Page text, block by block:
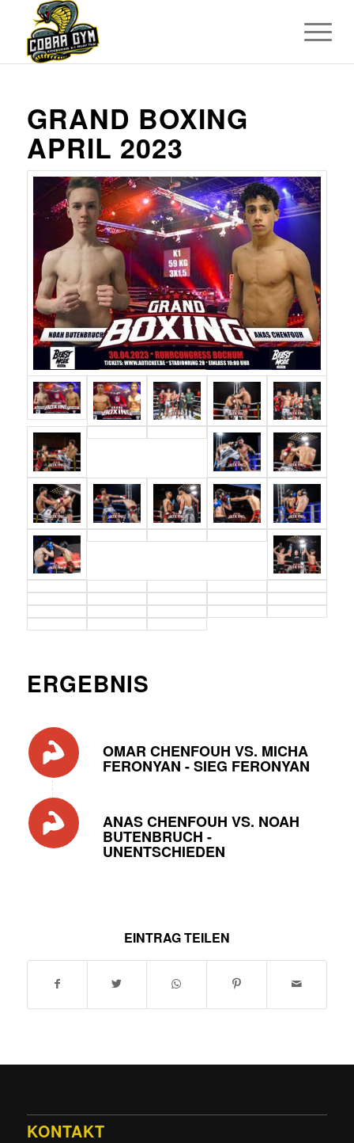
GRAND BOXING
APRIL 2023
ERGEBNIS
OMAR CHENFOUH VS. MICHA
FERONYAN - SIEG FERONYAN
ANAS CHENFOUH VS. NOAH
BUTENBRUCH -
UNENTSCHIEDEN
EINTRAG TEILEN
KONTAKT